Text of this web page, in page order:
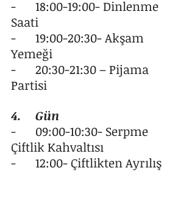
-	18:00-19:00- Dinlenme
Saati
-	19:00-20:30- Akşam
Yemeği
-	20:30-21:30 – Pijama
Partisi
4.	Gün
-	09:00-10:30- Serpme
Çiftlik Kahvaltısı
-	12:00- Çiftlikten Ayrılış